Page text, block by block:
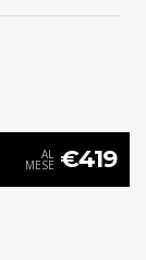
AL
MESE €419